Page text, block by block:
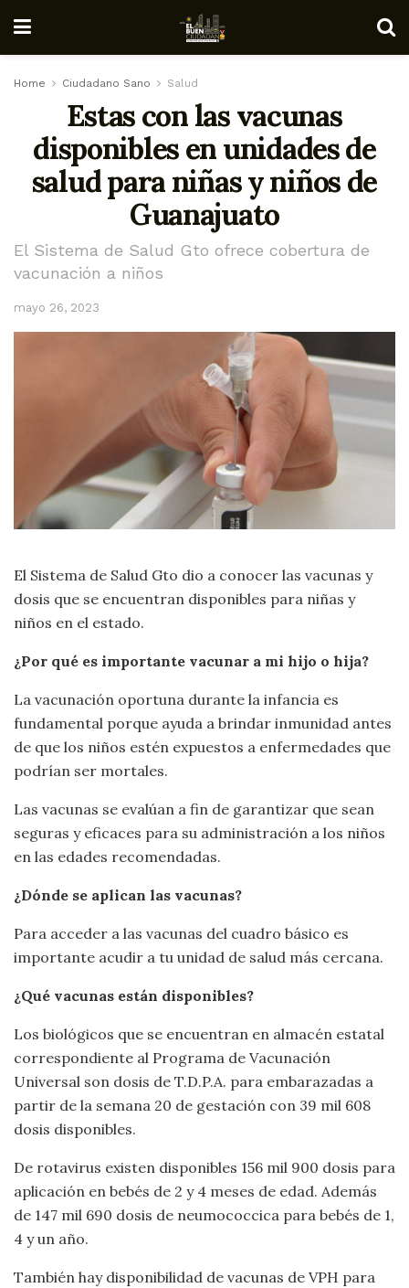
Home Ciudadano Sano Salud
Estas con las vacunas
disponibles en unidades de
salud para niñas y niños de
Guanajuato
El Sistema de Salud Gto ofrece cobertura de
vacunación a niños
mayo 26, 2023
El Sistema de Salud Gto dio a conocer las vacunas y
dosis que se encuentran disponibles para niñas y
niños en el estado.
¿Por qué es importante vacunar a mi hijo o hija?
La vacunación oportuna durante la infancia es
fundamental porque ayuda a brindar inmunidad antes
de que los niños estén expuestos a enfermedades que
podrían ser mortales.
Las vacunas se evalúan a fin de garantizar que sean
seguras y eficaces para su administración a los niños
en las edades recomendadas.
¿Dónde se aplican las vacunas?
Para acceder a las vacunas del cuadro básico es
importante acudir a tu unidad de salud más cercana.
¿Qué vacunas están disponibles?
Los biológicos que se encuentran en almacén estatal
correspondiente al Programa de Vacunación
Universal son dosis de T.D.P.A. para embarazadas a
partir de la semana 20 de gestación con 39 mil 608
dosis disponibles.
De rotavirus existen disponibles 156 mil 900 dosis para
aplicación en bebés de 2 y 4 meses de edad. Además
de 147 mil 690 dosis de neumococcica para bebés de 1,
4 y un año.
También hay disponibilidad de vacunas de VPH para